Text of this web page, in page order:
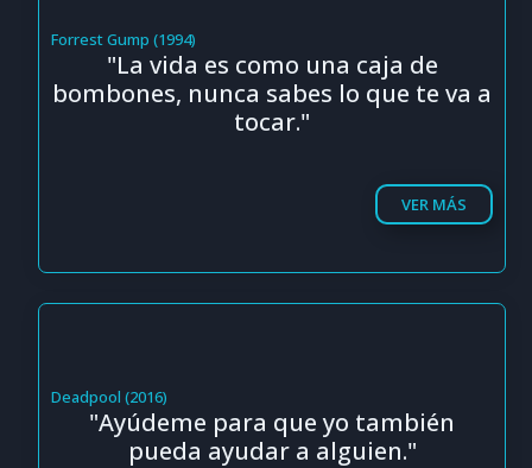
Forrest Gump (1994)
"La vida es como una caja de
bombones, nunca sabes lo que te va a
tocar."
VER MÁS
Deadpool (2016)
"Ayúdeme para que yo también
pueda ayudar a alguien."